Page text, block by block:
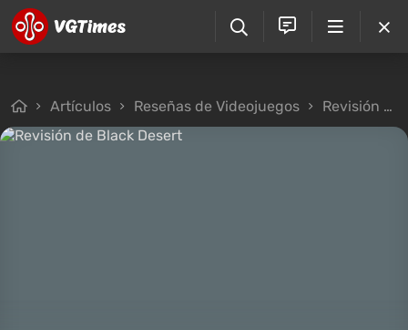
Artículos Reseñas de Videojuegos Revisión de Black Desert